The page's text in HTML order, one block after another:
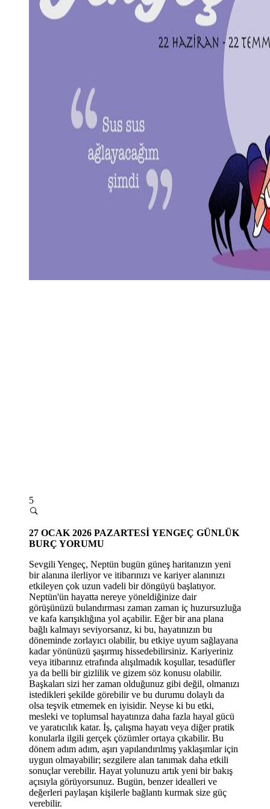
5
27 OCAK 2026 PAZARTESİ YENGEÇ GÜNLÜK
BURÇ YORUMU
Sevgili Yengeç, Neptün bugün güneş haritanızın yeni
bir alanına ilerliyor ve itibarınızı ve kariyer alanınızı
etkileyen çok uzun vadeli bir döngüyü başlatıyor.
Neptün'ün hayatta nereye yöneldiğinize dair
görüşünüzü bulandırması zaman zaman iç huzursuzluğa
ve kafa karışıklığına yol açabilir. Eğer bir ana plana
bağlı kalmayı seviyorsanız, ki bu, hayatınızın bu
döneminde zorlayıcı olabilir, bu etkiye uyum sağlayana
kadar yönünüzü şaşırmış hissedebilirsiniz. Kariyeriniz
veya itibarınız etrafında alışılmadık koşullar, tesadüfler
ya da belli bir gizlilik ve gizem söz konusu olabilir.
Başkaları sizi her zaman olduğunuz gibi değil, olmanızı
istedikleri şekilde görebilir ve bu durumu dolaylı da
olsa teşvik etmemek en iyisidir. Neyse ki bu etki,
mesleki ve toplumsal hayatınıza daha fazla hayal gücü
ve yaratıcılık katar. İş, çalışma hayatı veya diğer pratik
konularla ilgili gerçek çözümler ortaya çıkabilir. Bu
dönem adım adım, aşırı yapılandırılmış yaklaşımlar için
uygun olmayabilir; sezgilere alan tanımak daha etkili
sonuçlar verebilir. Hayat yolunuzu artık yeni bir bakış
açısıyla görüyorsunuz. Bugün, benzer idealleri ve
değerleri paylaşan kişilerle bağlantı kurmak size güç
verebilir.